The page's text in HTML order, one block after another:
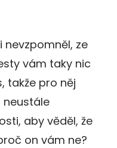
nevzpomněl, ze
vám taky nic
takže pro něj
neustále
aby věděl, že
on vám ne?